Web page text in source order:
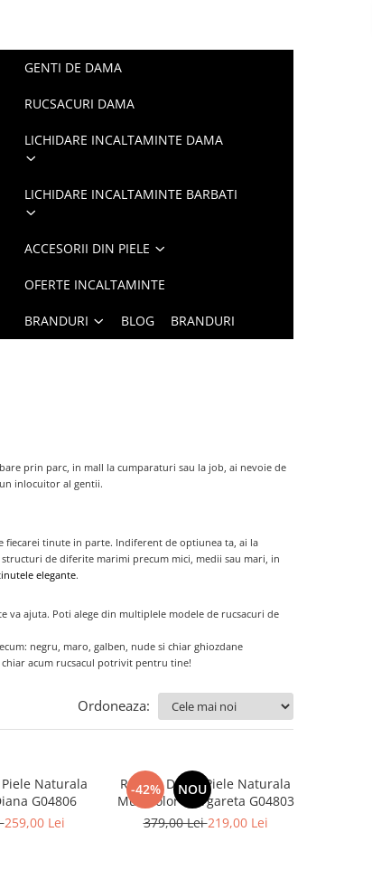
GENTI DE DAMA
RUCSACURI DAMA
LICHIDARE INCALTAMINTE DAMA
LICHIDARE INCALTAMINTE BARBATI
ACCESORII DIN PIELE
OFERTE INCALTAMINTE
BRANDURI BLOG BRANDURI
prin parc, in mall la cumparaturi sau la job, ai nevoie de
inlocuitor al gentii.
fiecarei tinute in parte. Indiferent de optiunea ta, ai la
de diferite marimi precum mici, medii sau mari, in
elegante.
va ajuta. Poti alege din multiplele modele de rucsacuri de
negru, maro, galben, nude si chiar ghiozdane
acum rucsacul potrivit pentru tine!
Ordoneaza:
Naturala
G04806
259,00 Lei
-42% NOU
Rucsac Dama Piele Naturala
Multicolor Margareta G04803
379,00 Lei219,00 Lei